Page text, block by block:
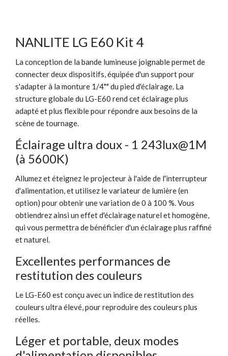
NANLITE LG E60 Kit 4
La conception de la bande lumineuse joignable permet de
connecter deux dispositifs, équipée d'un support pour
s'adapter à la monture 1/4"" du pied d'éclairage. La
structure globale du LG-E60 rend cet éclairage plus
adapté et plus flexible pour répondre aux besoins de la
scène de tournage.
Éclairage ultra doux - 1 243lux@1M
(à 5600K)
Allumez et éteignez le projecteur à l'aide de l'interrupteur
d'alimentation, et utilisez le variateur de lumière (en
option) pour obtenir une variation de 0 à 100 %. Vous
obtiendrez ainsi un effet d'éclairage naturel et homogène,
qui vous permettra de bénéficier d'un éclairage plus raffiné
et naturel.
Excellentes performances de
restitution des couleurs
Le LG-E60 est conçu avec un indice de restitution des
couleurs ultra élevé, pour reproduire des couleurs plus
réelles.
Léger et portable, deux modes